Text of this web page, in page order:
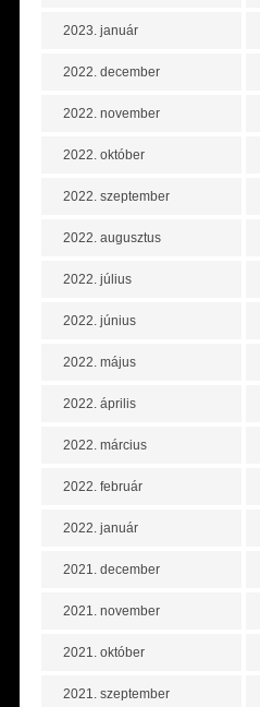
2023. január
2022. december
2022. november
2022. október
2022. szeptember
2022. augusztus
2022. július
2022. június
2022. május
2022. április
2022. március
2022. február
2022. január
2021. december
2021. november
2021. október
2021. szeptember